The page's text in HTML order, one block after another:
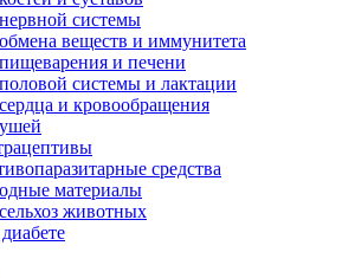
системы
веществ и иммунитета
и печени
системы и лактации
и кровообращения
средства
материалы
животных